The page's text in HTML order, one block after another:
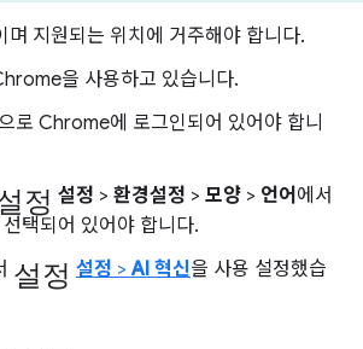
며 지원되는 위치에 거주해야 합니다.
을 사용하고 있습니다.
로 Chrome에 로그인되어 있어야 합니
정 설정 > 환경설정 > 모양 > 언어 에서
선택되어 있어야 합니다.
설정 설정 >AI 혁신을 사용 설정했습